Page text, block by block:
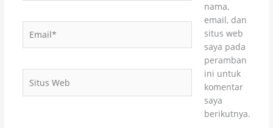
Web
nama,
email, dan
situs web
saya pada
peramban
ini untuk
komentar
saya
berikutnya.